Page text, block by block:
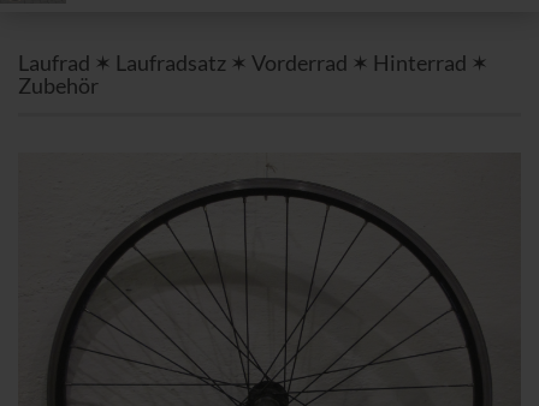
Laufrad ✶ Laufradsatz ✶ Vorderrad ✶ Hinterrad ✶
Zubehör